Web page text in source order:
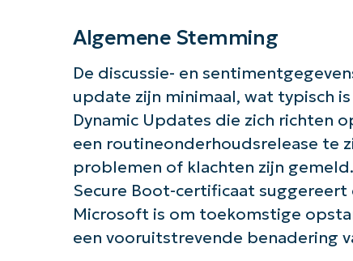
Algemene Stemming
De discussie- en
update zijn minimaal, wat typisch
Dynamic Updates die zich richten
een routineonderhoudsrelease te
problemen of klachten zijn
Secure Boot-certificaat
Microsoft is om toekomstige
een vooruitstrevende benadering